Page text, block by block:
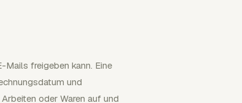
Mails freigeben kann. Eine
und
oder Waren auf und